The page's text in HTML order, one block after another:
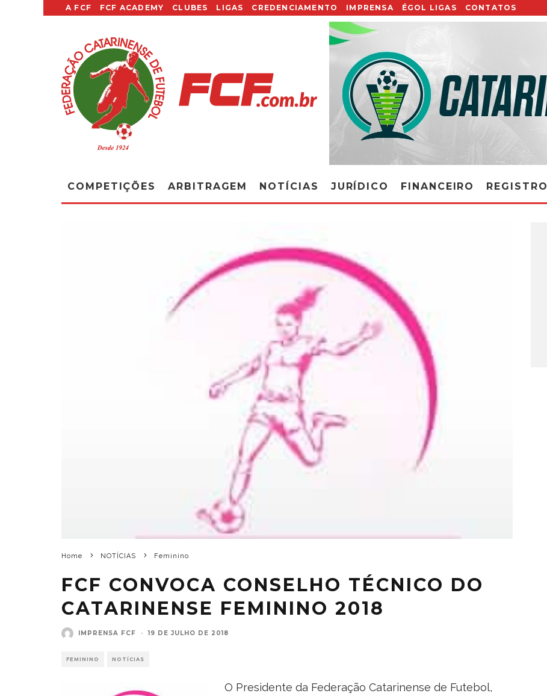
A FCF FCF ACADEMY CLUBES LIGAS CREDENCIAMENTO IMPRENSA ÉGOL LIGAS CONTATOS
COMPETIÇÕES ARBITRAGEM NOTÍCIAS JURÍDICO FINANCEIRO REGISTRO
Home NOTÍCIAS Feminino
FCF CONVOCA CONSELHO TÉCNICO DO
CATARINENSE FEMININO 2018
IMPRENSA FCF · 19 DE JULHO DE 2018
FEMININO NOTÍCIAS
O Presidente da Federação Catarinense de Futebol,